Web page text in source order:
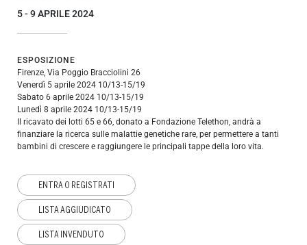
5 -9 APRILE 2024
ESPOSIZIONE
Firenze, Via Poggio Bracciolini 26
Venerdì 5 aprile 2024 10/13-15/19
Sabato 6 aprile 2024 10/13-15/19
Lunedì 8 aprile 2024 10/13-15/19
Il ricavato dei lotti 65 e 66, donato a Fondazione Telethon, andrà a
finanziare la ricerca sulle malattie genetiche rare, per permettere a tanti
bambini di crescere e raggiungere le principali tappe della loro vita.
ENTRA O REGISTRATI
LISTA AGGIUDICATO
LISTA INVENDUTO